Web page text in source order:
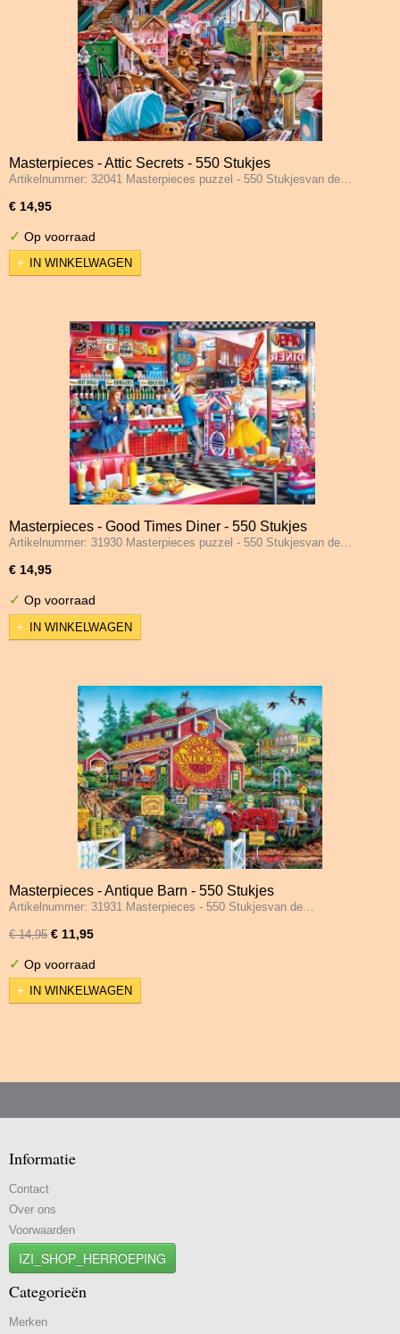
Masterpieces - Attic Secrets - 550 Stukjes
Artikelnummer: 32041 Masterpieces puzzel - 550 Stukjesvan de…
€ 14,95
✓ Op voorraad
IN WINKELWAGEN
Masterpieces - Good Times Diner - 550 Stukjes
Artikelnummer: 31930 Masterpieces puzzel - 550 Stukjesvan de…
€ 14,95
✓ Op voorraad
IN WINKELWAGEN
Masterpieces - Antique Barn - 550 Stukjes
Artikelnummer: 31931 Masterpieces - 550 Stukjesvan de…
€ 14,95 € 11,95
✓ Op voorraad
IN WINKELWAGEN
Informatie
Contact
Over ons
Voorwaarden
IZI_SHOP_HERROEPING
Categorieën
Merken